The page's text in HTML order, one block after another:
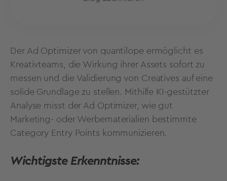
Der Ad Optimizer von quantilope ermöglicht es
Kreativteams, die Wirkung ihrer Assets sofort zu
messen und die Validierung von Creatives auf eine
solide Grundlage zu stellen. Mithilfe KI-gestützter
Analyse misst der Ad Optimizer, wie gut
Marketing- oder Werbematerialien bestimmte
Category Entry Points kommunizieren.
Wichtigste Erkenntnisse: